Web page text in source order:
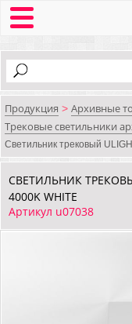
Продукция > Архивные
Трековые светильники
Светильник трековый
СВЕТИЛЬНИК
4000K WHITE
Артикул u07038